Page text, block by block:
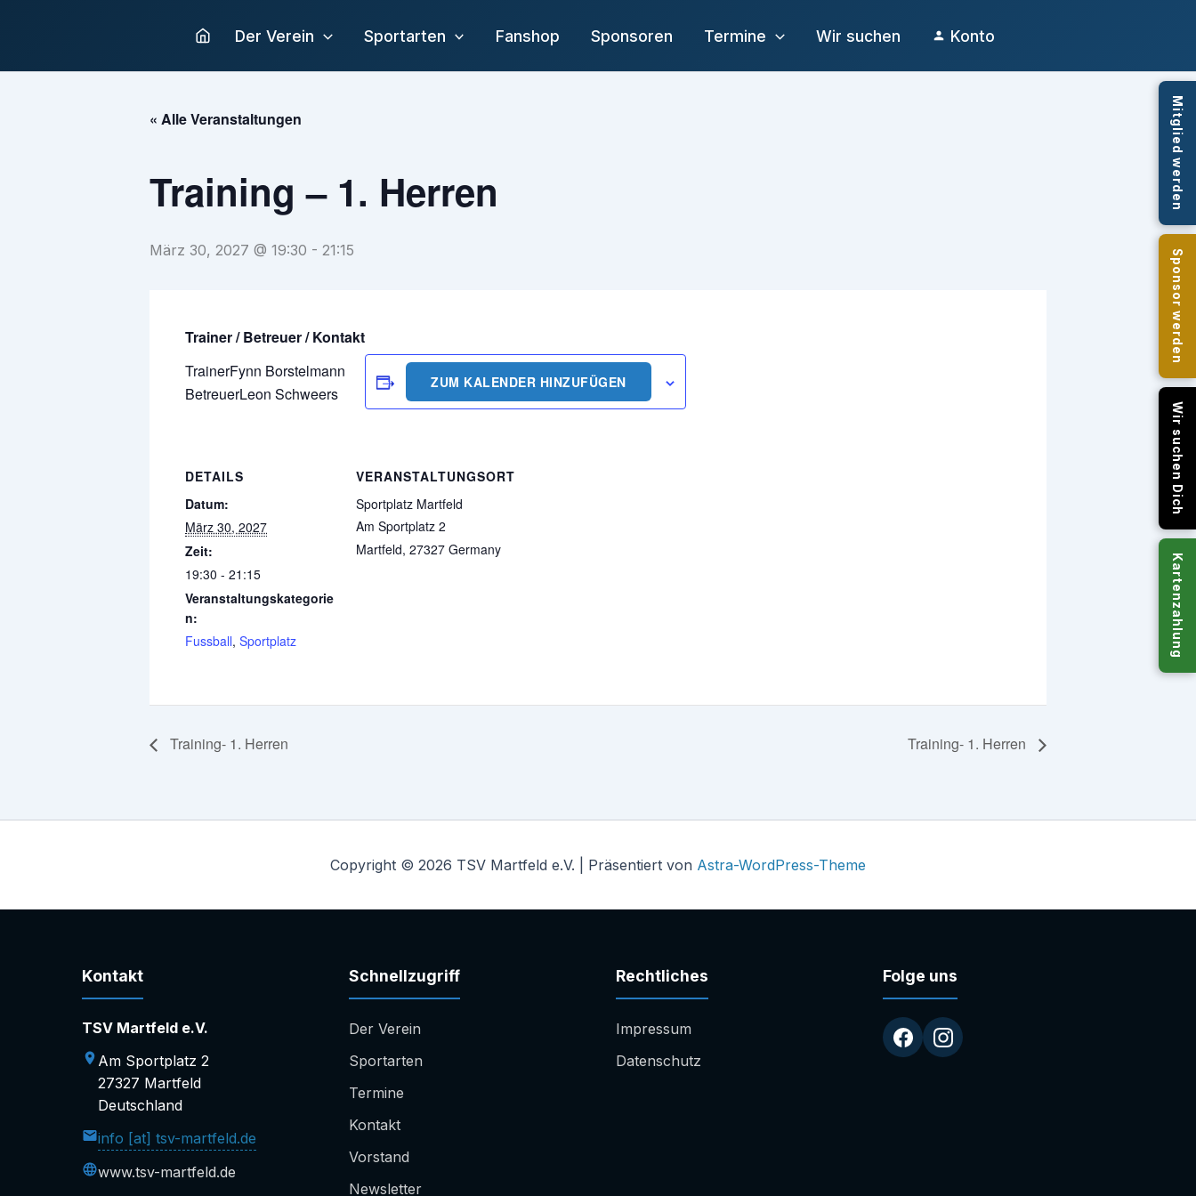
Der Verein Sportarten Fanshop Sponsoren Termine Wir suchen Konto
« Alle Veranstaltungen
Training – 1. Herren
März 30, 2027 @ 19:30 - 21:15
Trainer / Betreuer / Kontakt
TrainerFynn Borstelmann
BetreuerLeon Schweers
ZUM KALENDER HINZUFÜGEN
DETAILS
Datum:
März 30, 2027
Zeit:
19:30 - 21:15
Veranstaltungskategorie
n:
Fussball, Sportplatz
VERANSTALTUNGSORT
Sportplatz Martfeld
Am Sportplatz 2
Martfeld, 27327 Germany
Training- 1. Herren Training- 1. Herren
Copyright © 2026 TSV Martfeld e.V. | Präsentiert von Astra-WordPress-Theme
Kontakt
TSV Martfeld e.V.
Am Sportplatz 2
27327 Martfeld
Deutschland
info [at] tsv-martfeld.de
www.tsv-martfeld.de
Schnellzugriff
Der Verein
Sportarten
Termine
Kontakt
Vorstand
Newsletter
Rechtliches
Impressum
Datenschutz
Folge uns
Mitglied werden
Sponsor werden
Wir suchen Dich
Kartenzahlung